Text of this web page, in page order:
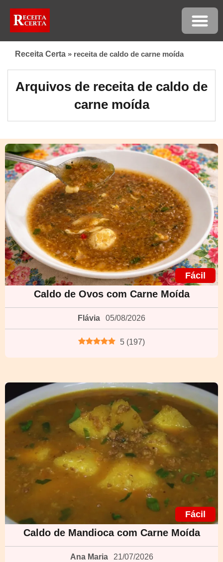
Receita Certa » receita de caldo de carne moída
Arquivos de receita de caldo de
carne moída
Fácil
Caldo de Ovos com Carne Moída
Flávia 05/08/2026
5 (197)
Fácil
Caldo de Mandioca com Carne Moída
Ana Maria 21/07/2026